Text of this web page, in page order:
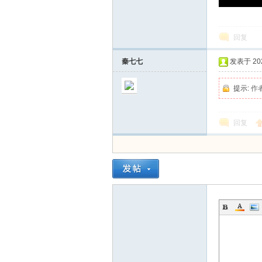
回复
秦七七 发表于
提示: 作
回复